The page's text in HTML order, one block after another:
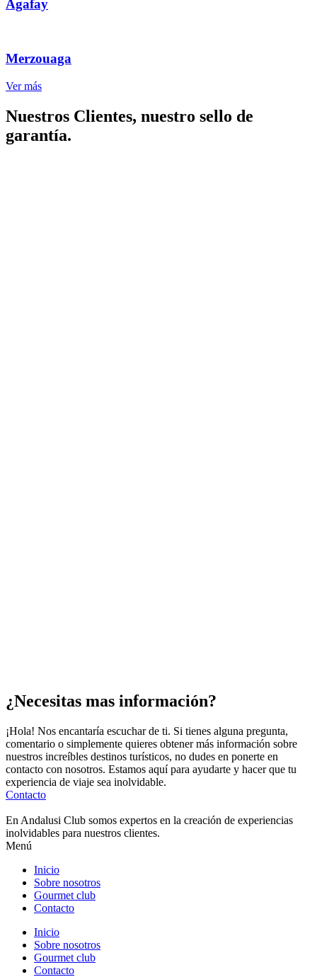
Agafay
Merzouaga
Ver más
Nuestros Clientes, nuestro sello de
garantía.
¿Necesitas mas información?
¡Hola! Nos encantaría escuchar de ti. Si tienes alguna pregunta,
comentario o simplemente quieres obtener más información sobre
nuestros increíbles destinos turísticos, no dudes en ponerte en
contacto con nosotros. Estamos aquí para ayudarte y hacer que tu
experiencia de viaje sea inolvidable.
Contacto
En Andalusi Club somos expertos en la creación de experiencias
inolvidables para nuestros clientes.
Menú
Inicio
Sobre nosotros
Gourmet club
Contacto
Inicio
Sobre nosotros
Gourmet club
Contacto